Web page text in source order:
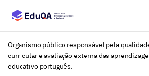
Organismo público responsável pela
curricular e avaliação externa das
educativo português.